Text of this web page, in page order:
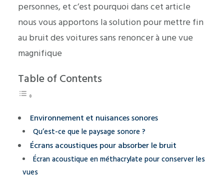
personnes, et c’est pourquoi dans cet article
nous vous apportons la solution pour mettre fin
au bruit des voitures sans renoncer à une vue
magnifique
Table of Contents
Environnement et nuisances sonores
Qu’est-ce que le paysage sonore ?
Écrans acoustiques pour absorber le bruit
Écran acoustique en méthacrylate pour conserver les
vues